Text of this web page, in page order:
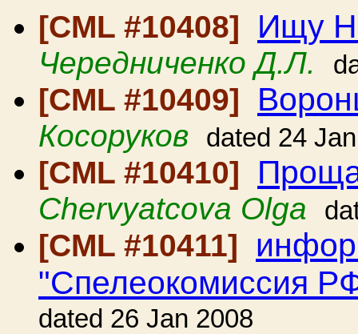
[CML #10408]
Ищу
Чередниченко Д.Л.
[CML #10409]
Косоруков dated 24
[CML #10410]
Chervyatcova Olga
[CML #10411]
"Спелеокомиссия
dated 26 Jan 2008